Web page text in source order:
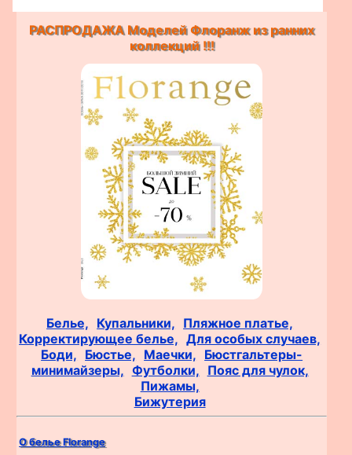
РАСПРОДАЖА Моделей Флоранж из ранних
коллекций !!!
Белье, Купальники, Пляжное платье,
Корректирующее белье, Для особых случаев,
Боди, Бюстье, Маечки, Бюстгальтеры-
минимайзеры, Футболки, Пояс для чулок,
Пижамы,
Бижутерия
О белье Florange